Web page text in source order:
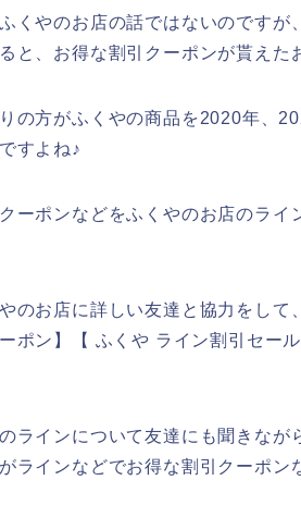
くやのお店の話ではないのです
と、お得な割引クーポンが貰えた
の方がふくやの商品を2020年、
すよね♪
ーポンなどをふくやのお店のライ
のお店に詳しい友達と協力をし
ポン】【 ふくや ライン割引セー
ラインについて友達にも聞きなが
ラインなどでお得な割引クーポ